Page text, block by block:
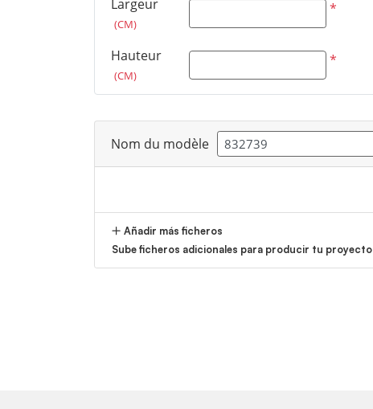
Largeur
(CM)
*
Hauteur
(CM)
*
Nom du modèle
Añadir más ficheros
Sube ficheros adicionales para producir tu proyecto